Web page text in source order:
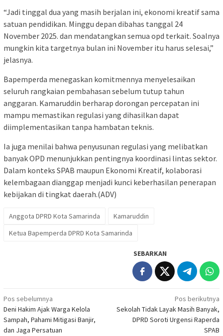
“Jadi tinggal dua yang masih berjalan ini, ekonomi kreatif sama
satuan pendidikan. Minggu depan dibahas tanggal 24
November 2025. dan mendatangkan semua opd terkait. Soalnya
mungkin kita targetnya bulan ini November itu harus selesai,”
jelasnya.
Bapemperda menegaskan komitmennya menyelesaikan
seluruh rangkaian pembahasan sebelum tutup tahun
anggaran. Kamaruddin berharap dorongan percepatan ini
mampu memastikan regulasi yang dihasilkan dapat
diimplementasikan tanpa hambatan teknis.
Ia juga menilai bahwa penyusunan regulasi yang melibatkan
banyak OPD menunjukkan pentingnya koordinasi lintas sektor.
Dalam konteks SPAB maupun Ekonomi Kreatif, kolaborasi
kelembagaan dianggap menjadi kunci keberhasilan penerapan
kebijakan di tingkat daerah.(ADV)
Anggota DPRD Kota Samarinda
Kamaruddin
Ketua Bapemperda DPRD Kota Samarinda
SEBARKAN
Navigasi
pos
Pos sebelumnya
Deni Hakim Ajak Warga Kelola
Sampah, Pahami Mitigasi Banjir,
dan Jaga Persatuan
Pos berikutnya
Sekolah Tidak Layak Masih Banyak,
DPRD Soroti Urgensi Raperda
SPAB